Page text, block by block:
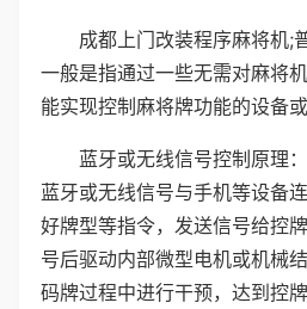
成都上门改装程序麻将机;
一般是指通过一些无需对麻将
能实现控制麻将牌功能的设备或
蓝牙或无线信号控制原理
蓝牙或无线信号与手机等设备
好牌型等指令，发送信号给控
号后驱动内部微型电机或机械
码牌过程中进行干预，达到控牌